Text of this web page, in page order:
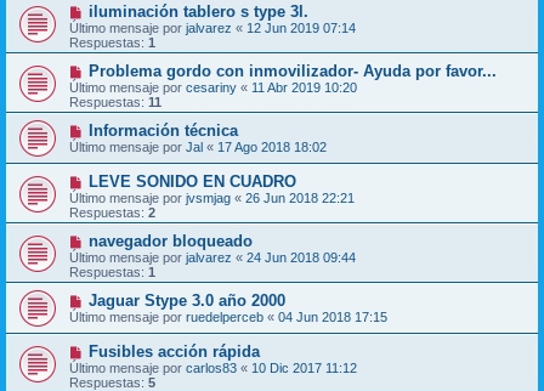
iluminación tablero s type 3l.
Último mensaje por jalvarez « 12 Jun 2019 07:14
Respuestas: 1
Problema gordo con inmovilizador- Ayuda por favor...
Último mensaje por cesariny « 11 Abr 2019 10:20
Respuestas: 11
Información técnica
Último mensaje por Jal « 17 Ago 2018 18:02
LEVE SONIDO EN CUADRO
Último mensaje por jvsmjag « 26 Jun 2018 22:21
Respuestas: 2
navegador bloqueado
Último mensaje por jalvarez « 24 Jun 2018 09:44
Respuestas: 1
Jaguar Stype 3.0 año 2000
Último mensaje por ruedelperceb « 04 Jun 2018 17:15
Fusibles acción rápida
Último mensaje por carlos83 « 10 Dic 2017 11:12
Respuestas: 5